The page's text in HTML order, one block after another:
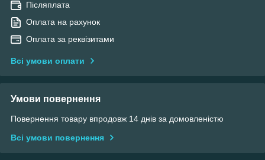
Післяплата
Оплата на рахунок
Оплата за реквізитами
Всі умови оплати
Умови повернення
Повернення товару впродовж 14 днів за домовленістю
Всі умови повернення